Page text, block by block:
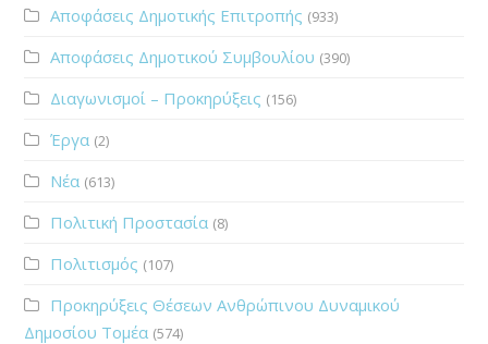
Αποφάσεις Δημοτικής Επιτροπής (933)
Αποφάσεις Δημοτικού Συμβουλίου (390)
Διαγωνισμοί – Προκηρύξεις (156)
Έργα (2)
Νέα (613)
Πολιτική Προστασία (8)
Πολιτισμός (107)
Προκηρύξεις Θέσεων Ανθρώπινου Δυναμικού
Δημοσίου Τομέα (574)